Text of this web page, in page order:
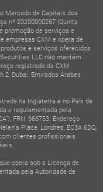
Mercado de Capitais dos
nº 20200000267 (Quinta
promoção de serviços e
empresas CXM e opera de
e serviços oferecidos
LLC não mantém
registrado da CXM
2, Dubai, Emirados Árabes
na Inglaterra e no País de
e regulamentada pela
FRN: 966753. Endereço
Place, Londres, EC3A 6DQ,
clientes profissionais
opera sob a Licença de
pela Autoridade de